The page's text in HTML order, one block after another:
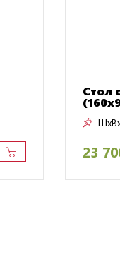
Стол
23